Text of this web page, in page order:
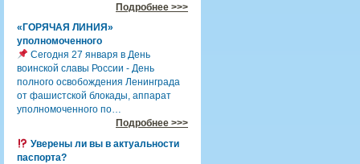
Подробнее >>>
«ГОРЯЧАЯ ЛИНИЯ»
уполномоченного
Сегодня 27 января в День
воинской славы России - День
полного освобождения Ленинграда
от фашистской блокады, аппарат
уполномоченного по…
Подробнее >>>
Уверены ли вы в актуальности
паспорта?